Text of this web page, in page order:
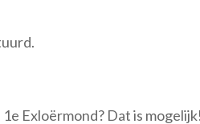
Exloërmond? Dat is mogelijk!